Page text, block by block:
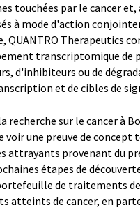
touchées par le cancer et,
à mode d'action
Therapeutics
transcriptomique de
d'inhibiteurs ou de
et de cibles de
sur le cancer à
voir une preuve de
attrayants provenant du
étapes de
de traitements
atteints de cancer, en